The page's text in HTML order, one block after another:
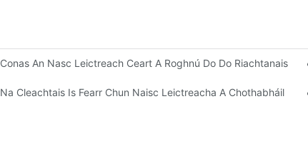
Conas An Nasc Leictreach Ceart A Roghnú Do Do Riachtanais
Na Cleachtais Is Fearr Chun Naisc Leictreacha A Chothabháil